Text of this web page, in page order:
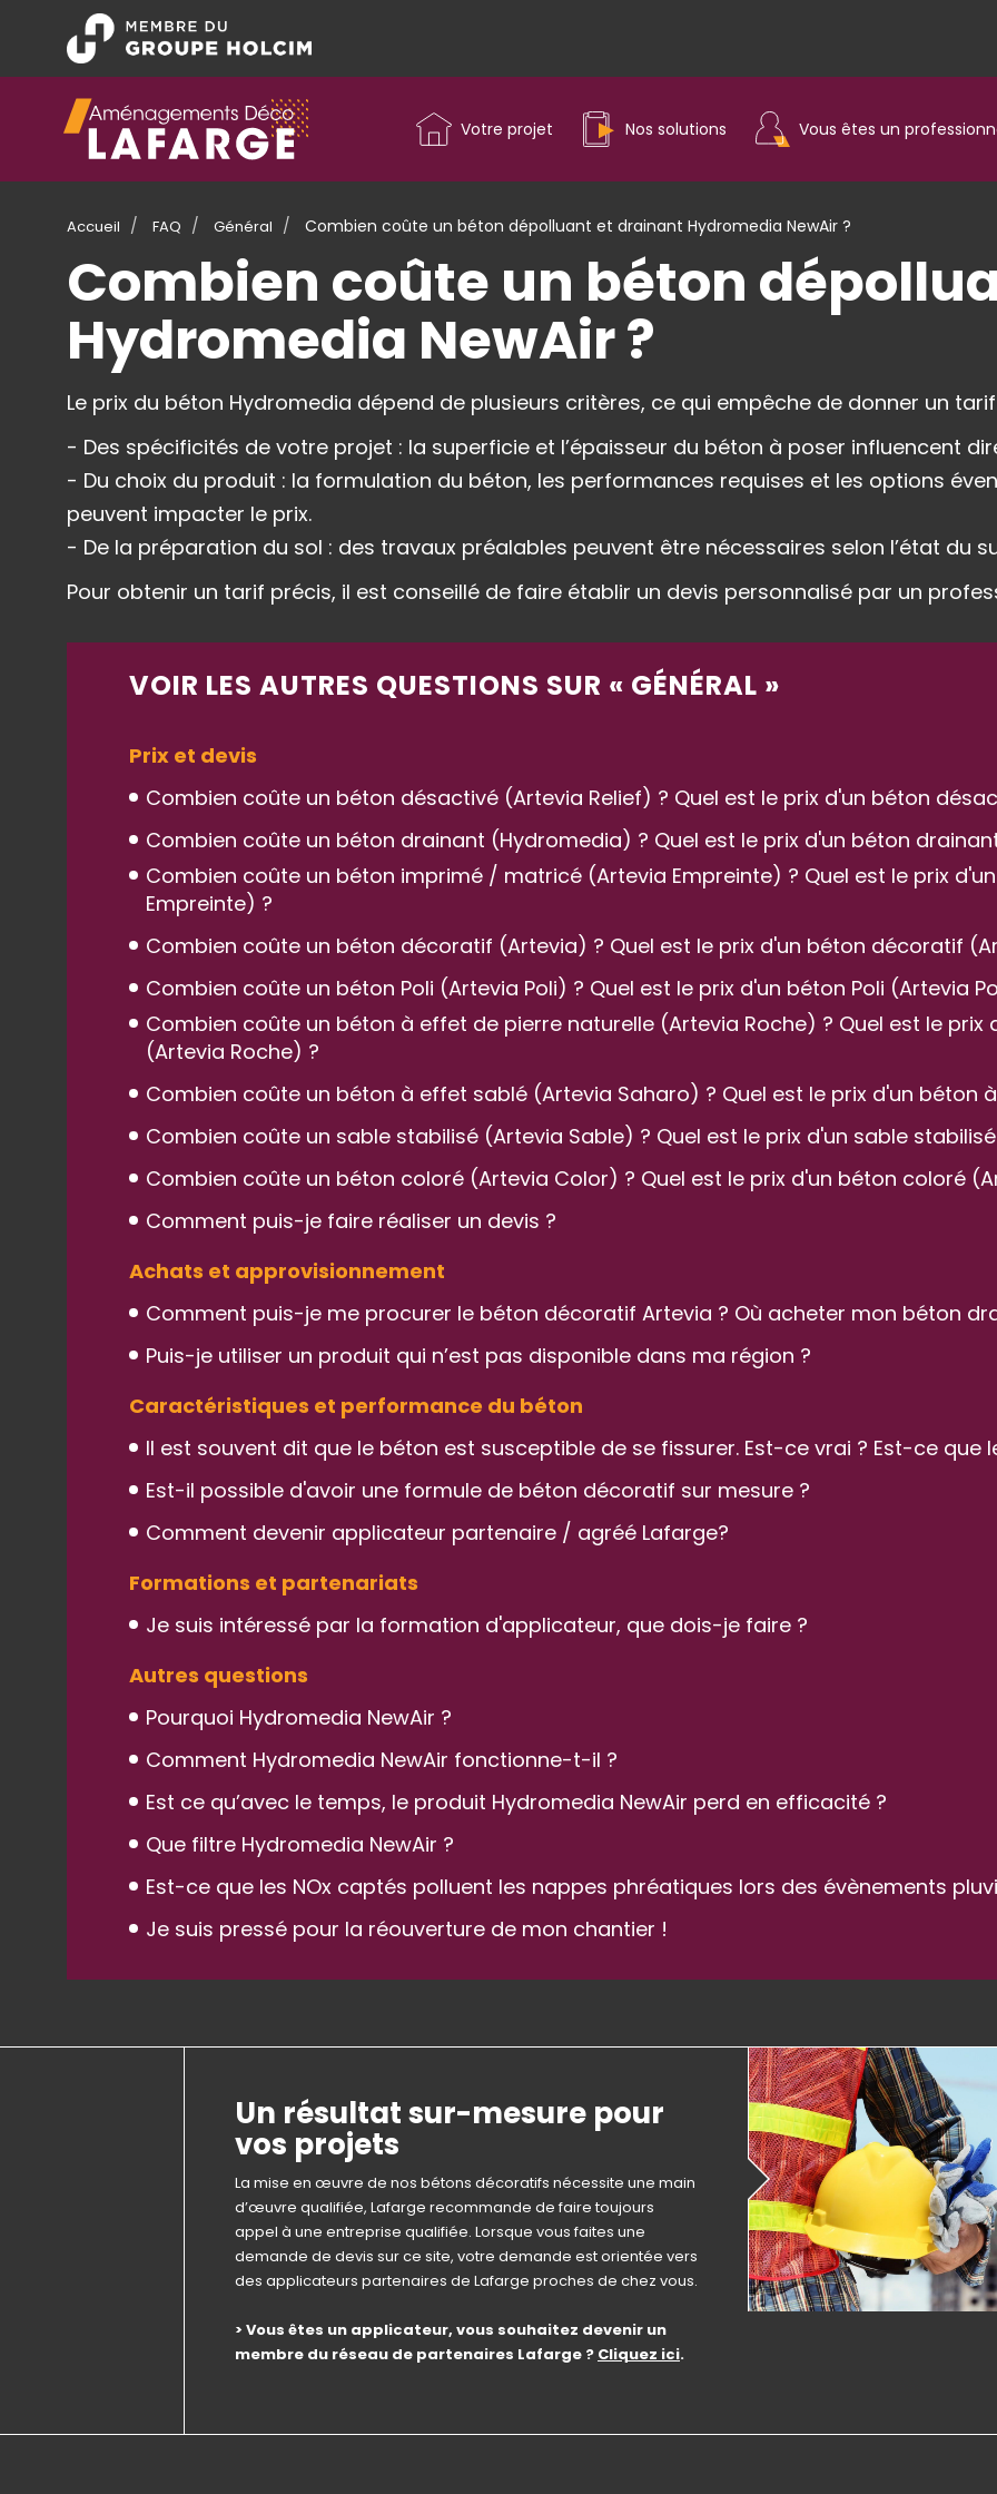
principal
principal
Votre projet
Nos solutions Vous êtes un
Accueil FAQ Général Combien coûte un béton dépolluant et drainant Hydromedia NewAir ?
Combien coûte un béton
Hydromedia NewAir ?
Le prix du béton Hydromedia dépend de plusieurs critères, ce qui empêche de donner un
- Des spécificités de votre projet : la superficie et l’épaisseur du béton à poser influencent
- Du choix du produit : la formulation du béton, les performances requises et les options
peuvent impacter le prix.
- De la préparation du sol : des travaux préalables peuvent être nécessaires selon l’état du
Pour obtenir un tarif précis, il est conseillé de faire établir un devis personnalisé par un
VOIR LES AUTRES QUESTIONS SUR « GÉNÉRAL »
Prix et devis
Combien coûte un béton désactivé (Artevia Relief) ? Quel est le prix d'un béton
Combien coûte un béton drainant (Hydromedia) ? Quel est le prix d'un béton
Combien coûte un béton imprimé / matricé (Artevia Empreinte) ? Quel est le prix
Empreinte) ?
Combien coûte un béton décoratif (Artevia) ? Quel est le prix d'un béton décoratif
Combien coûte un béton Poli (Artevia Poli) ? Quel est le prix d'un béton Poli (Artevia
Combien coûte un béton à effet de pierre naturelle (Artevia Roche) ? Quel est le
(Artevia Roche) ?
Combien coûte un béton à effet sablé (Artevia Saharo) ? Quel est le prix d'un béton
Combien coûte un sable stabilisé (Artevia Sable) ? Quel est le prix d'un sable
Combien coûte un béton coloré (Artevia Color) ? Quel est le prix d'un béton coloré
Comment puis-je faire réaliser un devis ?
Achats et approvisionnement
Comment puis-je me procurer le béton décoratif Artevia ? Où acheter mon béton
Puis-je utiliser un produit qui n’est pas disponible dans ma région ?
Caractéristiques et performance du béton
Il est souvent dit que le béton est susceptible de se fissurer. Est-ce vrai ? Est-ce
Est-il possible d'avoir une formule de béton décoratif sur mesure ?
Comment devenir applicateur partenaire / agréé Lafarge?
Formations et partenariats
Je suis intéressé par la formation d'applicateur, que dois-je faire ?
Autres questions
Pourquoi Hydromedia NewAir ?
Comment Hydromedia NewAir fonctionne-t-il ?
Est ce qu’avec le temps, le produit Hydromedia NewAir perd en efficacité ?
Que filtre Hydromedia NewAir ?
Est-ce que les NOx captés polluent les nappes phréatiques lors des évènements
Je suis pressé pour la réouverture de mon chantier !
Un résultat sur-mesure pour
vos projets
La mise en œuvre de nos bétons décoratifs nécessite une main
d’œuvre qualifiée, Lafarge recommande de faire toujours
appel à une entreprise qualifiée. Lorsque vous faites une
demande de devis sur ce site, votre demande est orientée vers
des applicateurs partenaires de Lafarge proches de chez vous.
> Vous êtes un applicateur, vous souhaitez devenir un
membre du réseau de partenaires Lafarge ? Cliquez ici.